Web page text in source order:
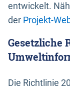
entwickelt.
der Projekt-
Gesetzliche
Die Richtlinie